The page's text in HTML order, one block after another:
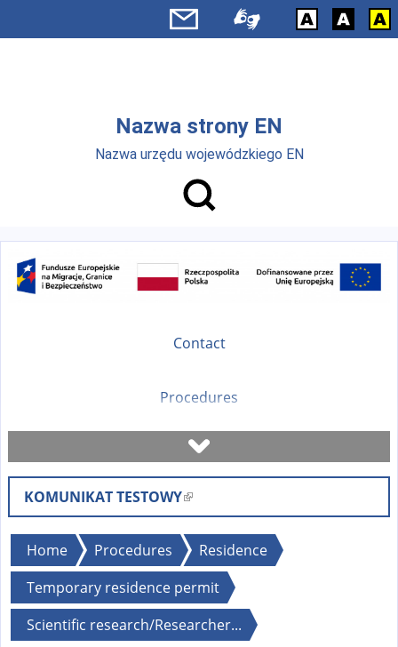
Nazwa strony EN
Nazwa urzędu wojewódzkiego EN
Contact
Procedures
Book a visit
Check case status
Forms
Fees
KOMUNIKAT TESTOWY(
l
i
n
k
i
s
You
are
here
Home Procedures
Residence
Temporary residence permit
Scientific research/Researcher...